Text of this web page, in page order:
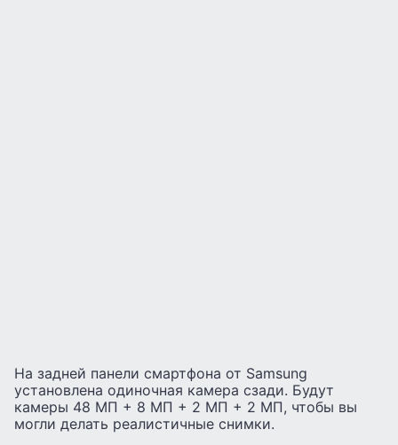
На задней панели смартфона от Samsung
установлена одиночная камера сзади. Будут
камеры 48 МП + 8 МП + 2 МП + 2 МП, чтобы вы
могли делать реалистичные снимки.